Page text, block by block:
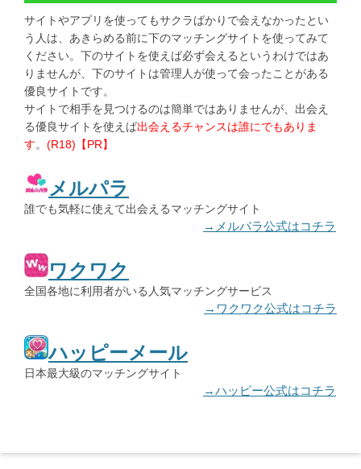
サイトやアプリを使ってもサクラばかりで会えなかったとい
う人は、あきらめる前に下のマッチングサイトを使ってみて
ください。下のサイトを使えば必ず会えるというわけではあ
りませんが、下のサイトは管理人が使って会ったことがある
優良サイトです。
サイトで相手を見つけるのは簡単ではありませんが、出会え
る優良サイトを使えば出会えるチャンスは誰にでもありま
す。 (R18)【PR】
メルパラ
誰でも気軽に使えて出会えるマッチングサイト
→メルパラ公式はコチラ
ワクワク
全国各地に利用者がいる人気マッチングサービス
→ワクワク公式はコチラ
ハッピーメール
日本最大級のマッチングサイト
→ハッピー公式はコチラ